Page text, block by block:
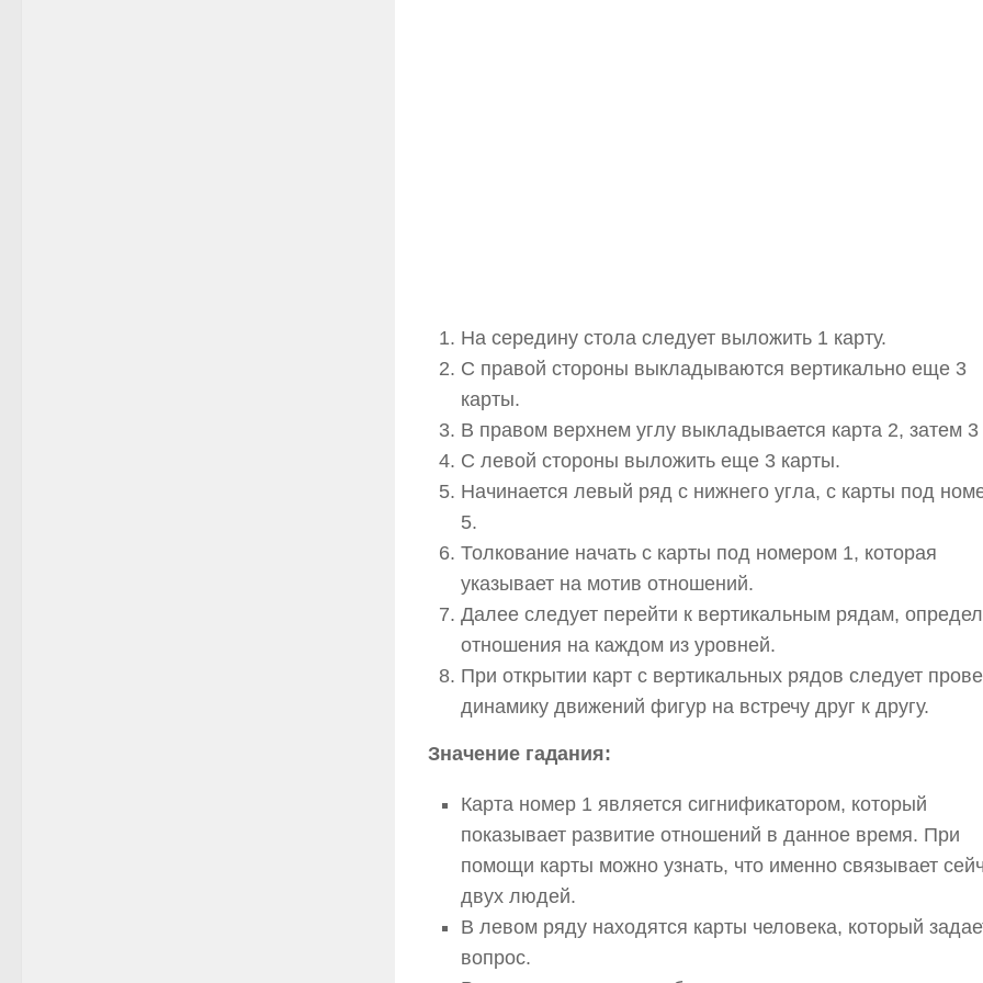
На середину стола следует выложить 1 карту.
С правой стороны выкладываются вертикально еще 3
карты.
В правом верхнем углу выкладывается карта 2, затем 3
С левой стороны выложить еще 3 карты.
Начинается левый ряд с нижнего угла, с карты под
5.
Толкование начать с карты под номером 1, которая
указывает на мотив отношений.
Далее следует перейти к вертикальным рядам,
отношения на каждом из уровней.
При открытии карт с вертикальных рядов следует
динамику движений фигур на встречу друг к другу.
Значение гадания:
Карта номер 1 является сигнификатором, который
показывает развитие отношений в данное время. При
помощи карты можно узнать, что именно связывает
двух людей.
В левом ряду находятся карты человека, который
вопрос.